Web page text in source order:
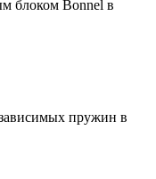
блоком Bonnel в
пружин в